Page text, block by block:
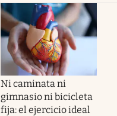
Ni caminata ni
gimnasio ni bicicleta
fija: el ejercicio ideal